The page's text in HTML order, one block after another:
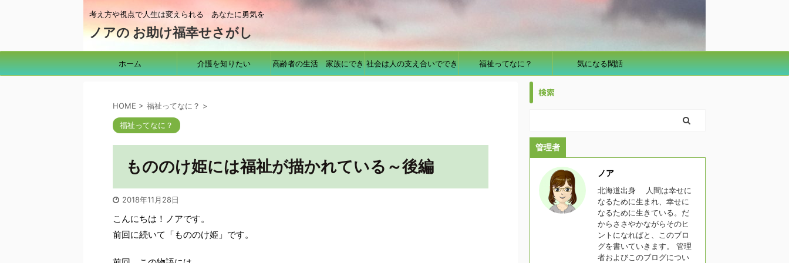
考え方や視点で人生は変えられる あなたに勇気を
ノアの お助け福幸せさがし
ホーム 介護を知りたい 高齢者の生活 家族にでき 社会は人の支え合いででき 福祉ってなに？ 気になる閑話
HOME > 福祉ってなに？ >
福祉ってなに？
もののけ姫には福祉が描かれている～後編
2018年11月28日
こんにちは！ノアです。
前回に続いて「もののけ姫」です。
検索
管理者
ノア
北海道出身 人間は幸せに
なるために生まれ、幸せに
なるために生きている。だ
からささやかながらそのヒ
ントになればと、このブロ
グを書いていきます。 管理
者およびこのブログについ